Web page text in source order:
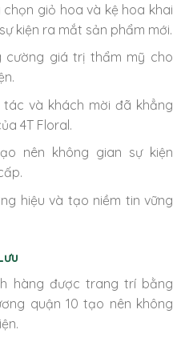
giỏ hoa và kệ hoa khai
kiện ra mắt sản phẩm mới.
cường giá trị thẩm mỹ cho
và khách mời đã khẳng
4T Floral.
nên không gian sự kiện
hiệu và tạo niềm tin vững
hàng được trang trí bằng
quận 10 tạo nên không